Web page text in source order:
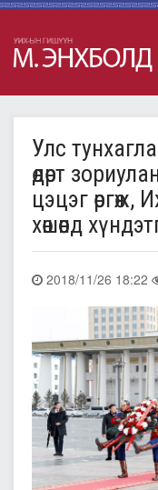
Улс
өдөрт
цэцэг
хөшөөнд
2018/11/26 18:22